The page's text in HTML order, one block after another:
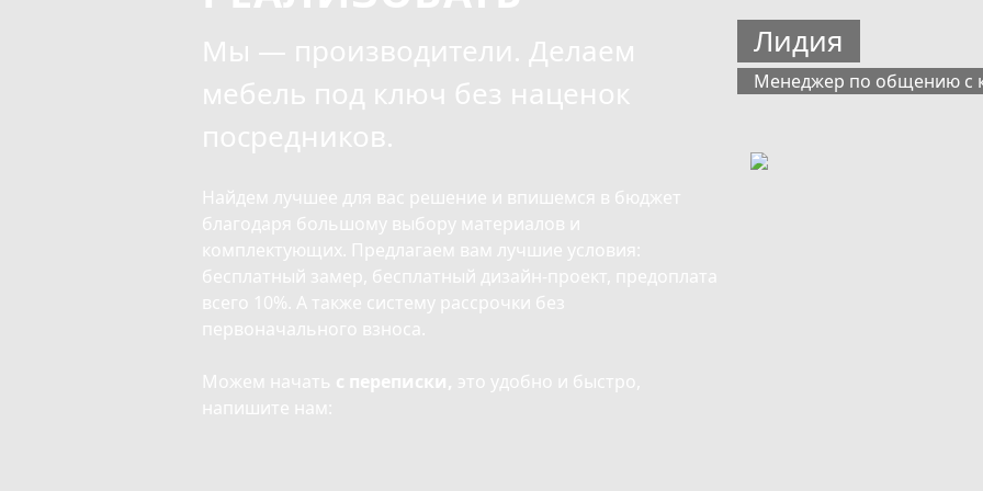
Мы — производители. Делаем
мебель под ключ без наценок
посредников.
Найдем лучшее для вас решение и впишемся в бюджет
благодаря большому выбору материалов и
комплектующих. Предлагаем вам лучшие условия:
бесплатный замер, бесплатный дизайн-проект, предоплата
всего 10%. А также систему рассрочки без
первоначального взноса.
Можем начать с переписки, это удобно и быстро,
напишите нам:
Лидия
Менеджер по общению с